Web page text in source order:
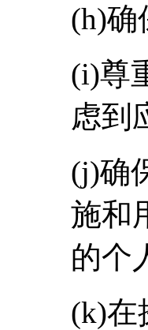
(h)确
(i)尊
虑到
(j)确
施和
的个
(k)在